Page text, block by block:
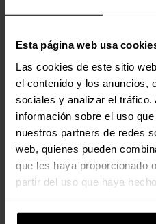
Esta página web usa
Las cookies de este sitio
el contenido y los anuncios,
sociales y analizar el tráfico.
información sobre el uso
nuestros partners de redes
web, quienes pueden
que les haya proporcionado
partir del uso que haya
Sistema operativo Windows
Compatible con Mac
Sistema operativo MAC
soportado
soportados
Sistema operativo Linux